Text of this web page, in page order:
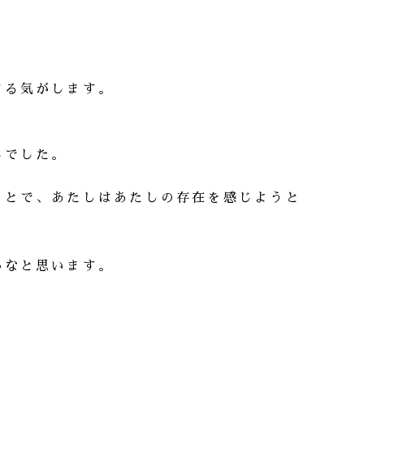
気がします。
した。
で、あたしはあたしの存在を感じようと
と思います。